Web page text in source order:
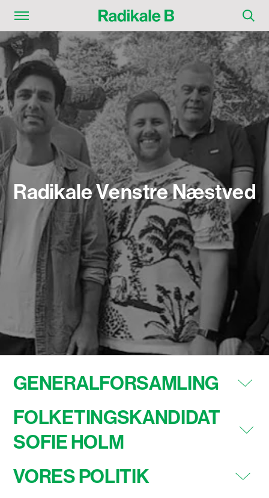
RadikaleVenstreNæstved
GENERALFORSAMLING
FOLKETINGSKANDIDAT
SOFIE HOLM
VORES POLITIK